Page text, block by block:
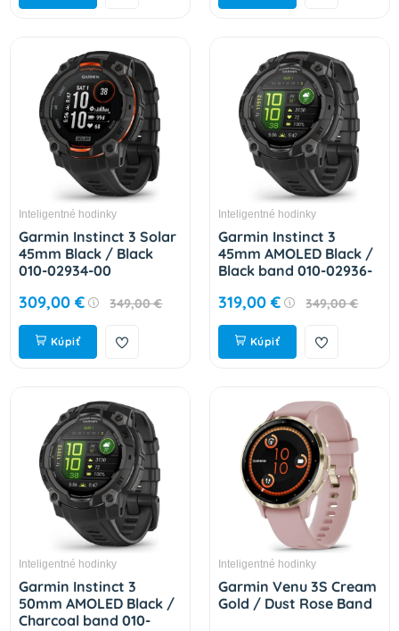
Inteligentné hodinky
Garmin Instinct 3 Solar
45mm Black / Black
010-02934-00
309,00 € 349,00 €
Kúpiť
Inteligentné hodinky
Garmin Instinct 3
45mm AMOLED Black /
Black band 010-02936-
319,00 € 349,00 €
Kúpiť
Inteligentné hodinky
Garmin Instinct 3
50mm AMOLED Black /
Charcoal band 010-
Inteligentné hodinky
Garmin Venu 3S Cream
Gold / Dust Rose Band